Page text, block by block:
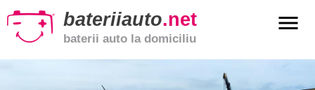
bateriiauto.net
baterii auto la domiciliu
menu